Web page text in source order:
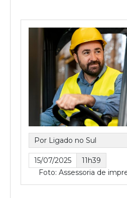
Por Ligado no Sul
15/07/2025
11h39
Foto: Assessoria de